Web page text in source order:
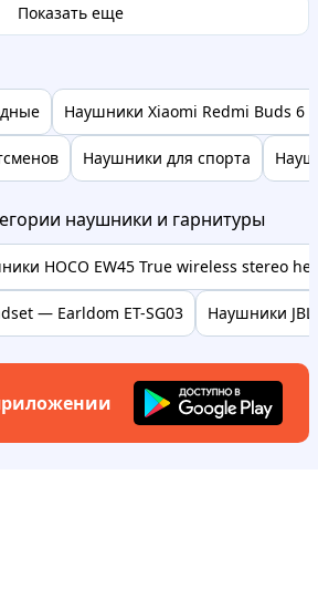
Показать еще
Наушники Xiaomi Redmi Buds 6
Наушники для спорта
наушники и гарнитуры
HOCO EW45 True wireless stereo
— Earldom ET-SG03 Наушники JBL